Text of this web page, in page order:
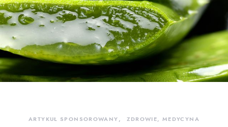
ARTYKUŁ SPONSOROWANY ZDROWIE, MEDYCYNA